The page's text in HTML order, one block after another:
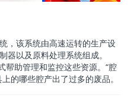
，该系统由高速运转的生产设
器以及原料处理系统组成。
助管理和监控这些资源。“腔
的哪些腔产出了过多的废品。